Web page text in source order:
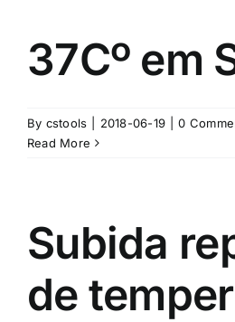
37Cº em
By cstools 2018-06-19
0
Read More
Subida
de